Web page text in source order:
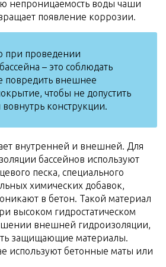
непроницаемость воды чаши
появление коррозии.
при проведении
– это соблюдать
повредить внешнее
чтобы не допустить
конструкции.
внутренней и внешней. Для
бассейнов используют
песка, специального
химических добавок,
в бетон. Такой материал
высоком гидростатическом
внешней гидроизоляции,
защищающие материалы.
используют бетонные маты или